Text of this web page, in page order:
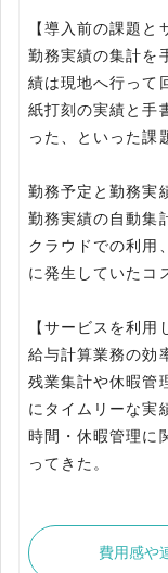
【導入前の課題と
勤務実績の集計を
績は現地へ行って
紙打刻の実績と手
った、といった課
勤務予定と勤務実
勤務実績の自動集
クラウドでの利用
に発生していたコ
【サービスを利用
給与計算業務の効
残業集計や休暇管
にタイムリーな実
時間・休暇管理に
費用感や